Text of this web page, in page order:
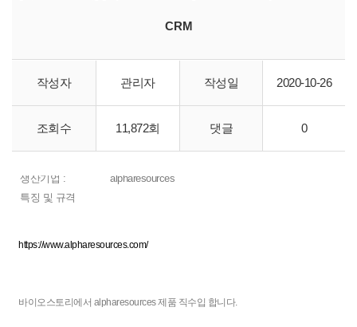
CRM
작성자 관리자 작성일 2020-10-26
조회수 11,872회 댓글 0
카탈로그 NO :
AR2753
생산기업 :
alpharesources
특징 및 규격
https://www.alpharesources.com/
바이오스토리에서 alpharesources 제품 직수입 합니다.